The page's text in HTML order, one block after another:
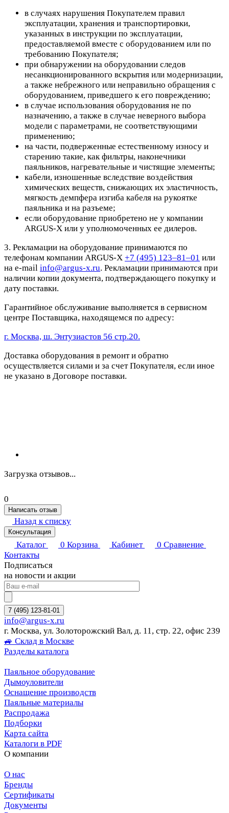
в случаях нарушения Покупателем правил
эксплуатации, хранения и транспортировки,
указанных в инструкции по эксплуатации,
предоставляемой вместе с оборудованием или по
требованию Покупателя;
при обнаружении на оборудовании следов
несанкционированного вскрытия или модернизации,
а также небрежного или неправильно обращения с
оборудованием, приведшего к его повреждению;
в случае использования оборудования не по
назначению, а также в случае неверного выбора
модели с параметрами, не соответствующими
применению;
на части, подверженные естественному износу и
старению такие, как фильтры, наконечники
паяльников, нагревательные и чистящие элементы;
кабели, изношенные вследствие воздействия
химических веществ, снижающих их эластичность,
мягкость демпфера изгиба кабеля на рукоятке
паяльника и на разъеме;
если оборудование приобретено не у компании
ARGUS-X или у уполномоченных ее дилеров.
3. Рекламации на оборудование принимаются по
телефонам компании ARGUS-X +7 (495) 123–81–01 или
на e-mail info@argus-x.ru. Рекламации принимаются при
наличии копии документа, подтверждающего покупку и
дату поставки.
Гарантийное обслуживание выполняется в сервисном
центре Поставщика, находящемся по адресу:
г. Москва, ш. Энтузиастов 56 стр.20.
Доставка оборудования в ремонт и обратно
осуществляется силами и за счет Покупателя, если иное
не указано в Договоре поставки.
Загрузка отзывов...
0
Написать отзыв
Назад к списку
Консультация
Каталог 0 Корзина Кабинет 0 Сравнение
Контакты
Подписаться
на новости и акции
7 (495) 123-81-01
info@argus-x.ru
г. Москва, ул. Золоторожский Вал, д. 11, стр. 22, офис 239
🚙 Склад в Москве
Разделы каталога
Паяльное оборудование
Дымоуловители
Оснащение производств
Паяльные материалы
Распродажа
Подборки
Карта сайта
Каталоги в PDF
О компании
О нас
Бренды
Сертификаты
Документы